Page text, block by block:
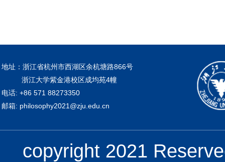
地址：浙江省杭州市西湖区余杭塘路866号
浙江大学紫金港校区成均苑4幢
电话: +86 571 88273350
邮箱: philosophy2021@zju.edu.cn
copyright 2021